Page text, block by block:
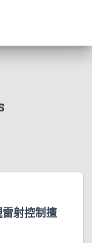
射控制擅